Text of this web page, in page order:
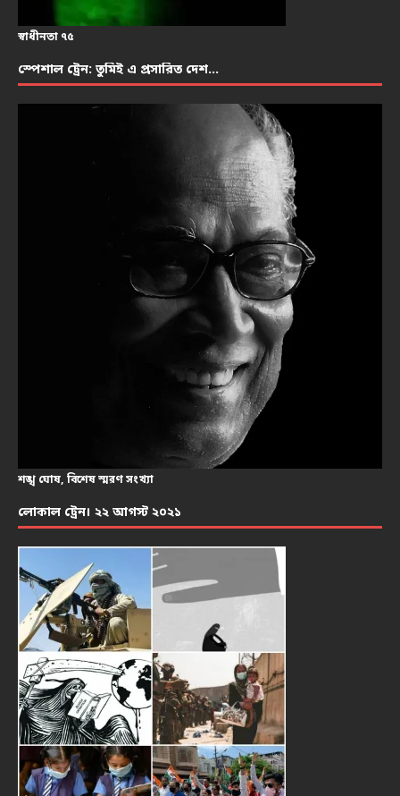
স্বাধীনতা ৭৫
স্পেশাল ট্রেন: তুমিই এ প্রসারিত দেশ…
শঙ্খ ঘোষ, বিশেষ স্মরণ সংখ্যা
লোকাল ট্রেন। ২২ আগস্ট ২০২১